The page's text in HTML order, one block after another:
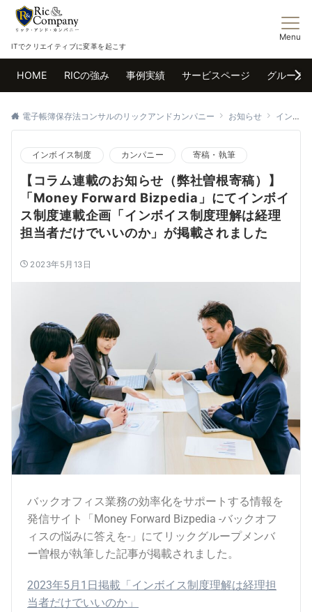
ITでクリエイティブに変革を起こす
Menu
HOME RICの強み 事例実績 サービスページ グループ
電子帳簿保存法コンサルのリックアンドカンパニー お知らせ インボイス制度
インボイス制度 カンパニー 寄稿・執筆
【コラム連載のお知らせ（弊社曽根寄稿）】
「Money Forward Bizpedia」にてインボイ
ス制度連載企画「インボイス制度理解は経理
担当者だけでいいのか」が掲載されました
2023年5月13日
バックオフィス業務の効率化をサポートする情報を
発信サイト「Money Forward Bizpedia -バックオフ
ィスの悩みに答えを-」にてリックグループメンバ
ー曽根が執筆した記事が掲載されました。
2023年5月1日掲載「インボイス制度理解は経理担
当者だけでいいのか」